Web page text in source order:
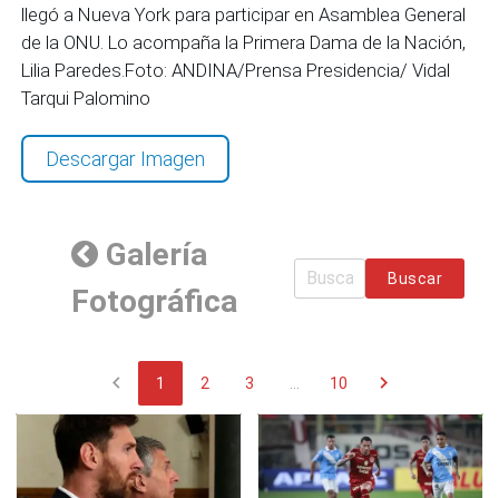
llegó a Nueva York para participar en Asamblea General
de la ONU. Lo acompaña la Primera Dama de la Nación,
Lilia Paredes.Foto: ANDINA/Prensa Presidencia/ Vidal
Tarqui Palomino
Descargar Imagen
Galería
Fotográfica
Buscar
chevron_left 1 2 3 10 chevron_right